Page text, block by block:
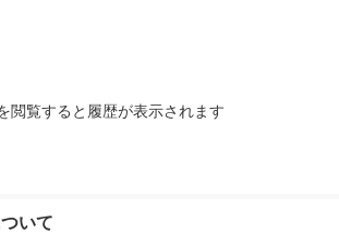
閲覧すると履歴が表示されます
いて